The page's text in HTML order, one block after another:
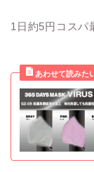
1日約5円コスパ